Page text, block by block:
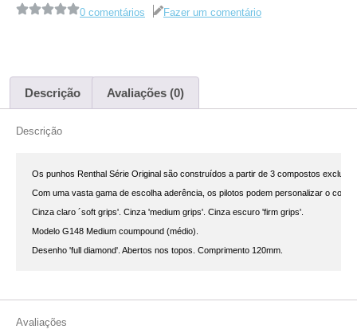
0 comentários Fazer um comentário
Descrição Avaliações (0)
Descrição
Os punhos Renthal Série Original são construídos a partir de 3 compostos
Com uma vasta gama de escolha aderência, os pilotos podem personalizar o
Cinza claro ´soft grips'. Cinza 'medium grips'. Cinza escuro 'firm grips'.
Modelo G148 Medium coumpound (médio).
Desenho 'full diamond'. Abertos nos topos. Comprimento 120mm.
Avaliações